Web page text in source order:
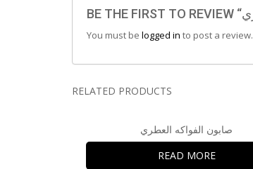
You must be logged in to post a review.
RELATED PRODUCTS
صابون الفواكه العطري
READ MORE